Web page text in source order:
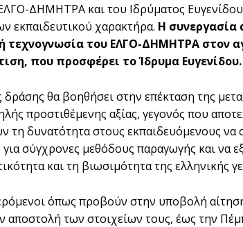
ΔΗΜΗΤΡΑ και του Ιδρύματος
εκπαιδευτικού χαρακτήρα. Η συνεργασία
τεχνογνωσία του ΕΛΓΟ-ΔΗΜΗΤΡΑ στον
που προσφέρει το Ίδρυμα Ευγενίδου.
θα βοηθήσει στην επέκταση της
προστιθέμενης αξίας, γεγονός που
τη δυνατότητα στους εκπαιδευόμενους
σύγχρονες μεθόδους παραγωγής και να
και τη βιωσιμότητα της ελληνικής
όπως προβούν στην υποβολή
αποστολή των στοιχείων τους, έως την